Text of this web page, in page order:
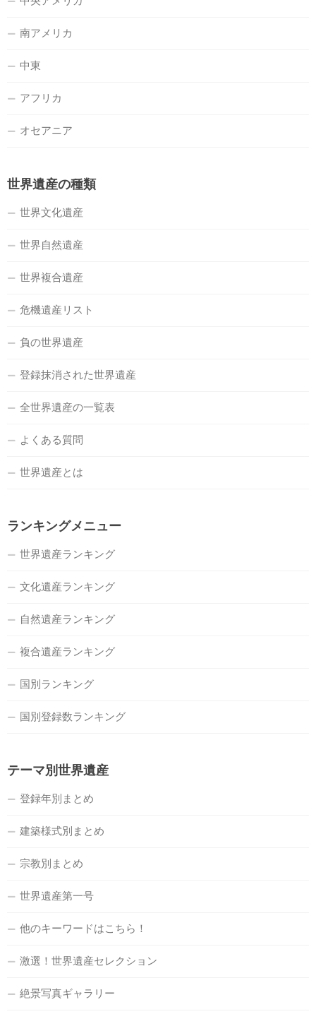
南アメリカ
中東
アフリカ
オセアニア
世界遺産の種類
世界文化遺産
世界自然遺産
世界複合遺産
危機遺産リスト
負の世界遺産
登録抹消された世界遺産
全世界遺産の一覧表
よくある質問
世界遺産とは
ランキングメニュー
世界遺産ランキング
文化遺産ランキング
自然遺産ランキング
複合遺産ランキング
国別ランキング
国別登録数ランキング
テーマ別世界遺産
登録年別まとめ
建築様式別まとめ
宗教別まとめ
世界遺産第一号
他のキーワードはこちら！
激選！世界遺産セレクション
絶景写真ギャラリー